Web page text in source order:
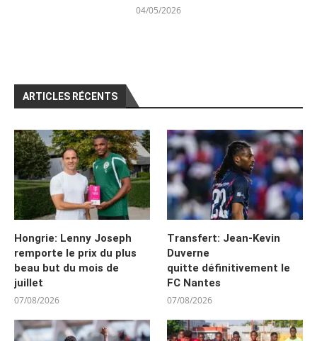
04/05/2026
ARTICLES RÉCENTS
Hongrie: Lenny Joseph
remporte le prix du plus
beau but du mois de
juillet
07/08/2026
Transfert: Jean-Kevin
Duverne
quitte définitivement le
FC Nantes
07/08/2026